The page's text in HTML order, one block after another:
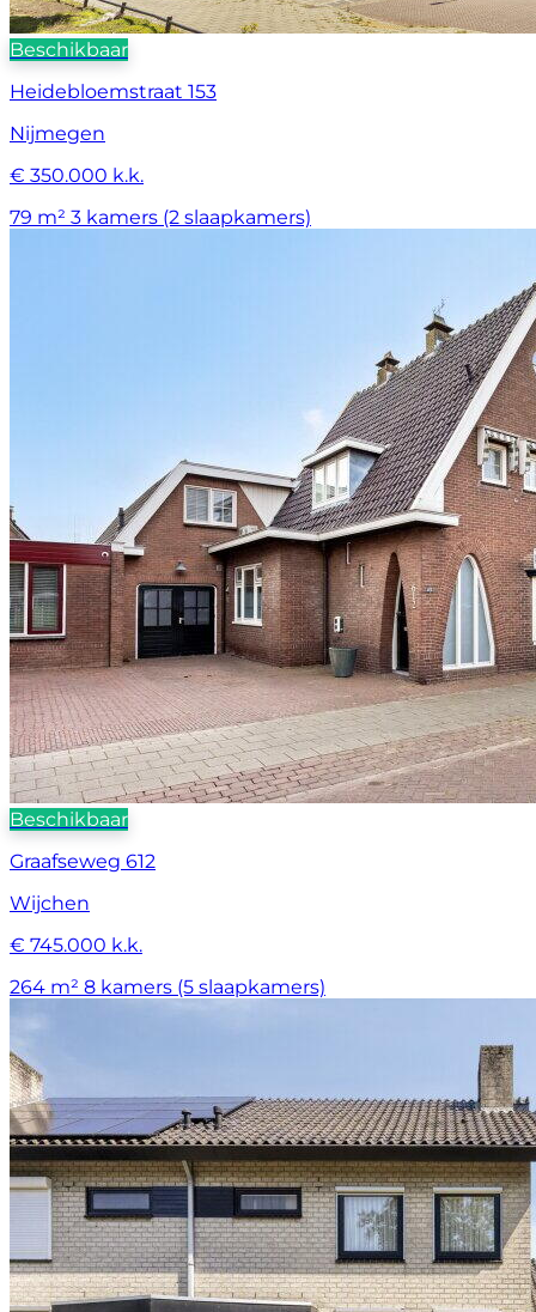
Beschikbaar
Heidebloemstraat 153
Nijmegen
€ 350.000 k.k.
79 m² 3 kamers (2 slaapkamers)
Beschikbaar
Graafseweg 612
Wijchen
€ 745.000 k.k.
264 m² 8 kamers (5 slaapkamers)